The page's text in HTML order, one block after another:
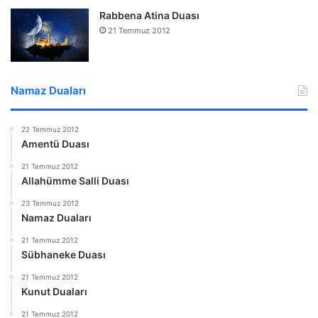
Rabbena Atina Duası
21 Temmuz 2012
Namaz Duaları
22 Temmuz 2012
Amentü Duası
21 Temmuz 2012
Allahümme Salli Duası
23 Temmuz 2012
Namaz Duaları
21 Temmuz 2012
Sübhaneke Duası
21 Temmuz 2012
Kunut Duaları
21 Temmuz 2012